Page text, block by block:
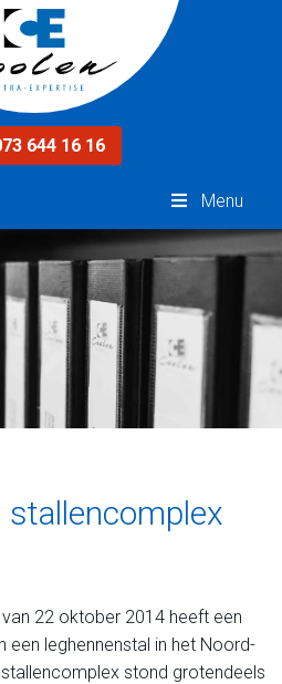
644 16 16
Menu
stallencomplex
van 22 oktober 2014 heeft een
een leghennenstal in het Noord-
stond grotendeels